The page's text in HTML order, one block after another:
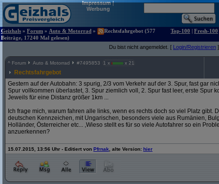
Impressum|
Werbung
Geizhals » Forum » Auto & Motorrad »
Rechtsfahrgebot (577
Beiträge, 17240 Mal gelesen)
Top-100 | Fresh-100
Du bist nicht angemeldet. [ Login/Registrieren ]
^ Forum Auto & Motorrad #7495853 1 x x 21
Rechtsfahrgebot
Gestern auf der Autobahn: 3 spurig, 2/3 vom Verkehr auf der 3. Spur, fast gar
Spur vollkommen überlastet, 3. Spur ziemlich voll, 2. Spur fast leer, erste Spur
Jeweils für eine Distanz größer 1km ...
Ich frage mich, warum fahren alle links, wenn es rechts doch so viel Platz gibt.
deutschen Kennzeichen, mit Ungarischen, besonders viele aus Rumänien,
Holländer, Österreicher etc... ,Wieso stellt es für so viele Autofahrer so ein
anzuerkennen?
15.07.2015, 13:56 Uhr - Editiert von Pfrnak , alte Version: hier